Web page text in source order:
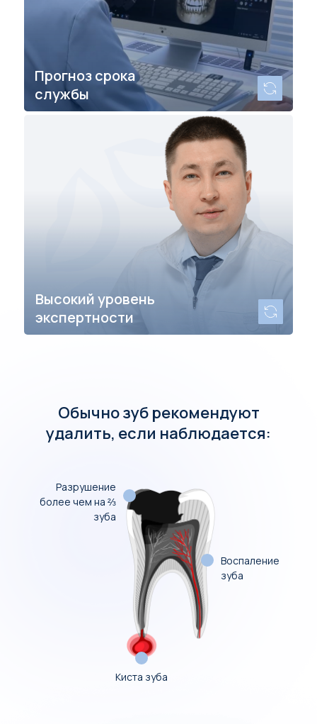
Прогноз срока
службы
Высокий уровень
экспертности
Специализируемся на спасении
«безнадежных» зубов с 2012 года:
нам можно доверять
Воспаление
зуба
Киста зуба
Разрушение
более чем на ⅔
зуба
Обычно зуб рекомендуют
удалить, если наблюдается: